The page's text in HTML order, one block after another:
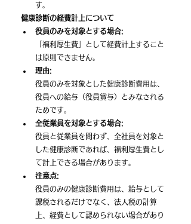
す。﻿
健康診断の経費計上について
役員のみを対象とする場合:
「福利厚生費」として経費計上すること
は原則できません。﻿
理由:
役員のみを対象とした健康診断費用は、
役員への給与（役員賞与）とみなされる
ためです。﻿
全従業員を対象とする場合:
役員と従業員を問わず、全社員を対象と
した健康診断であれば、福利厚生費とし
て計上できる場合があります。﻿
注意点:
役員のみの健康診断費用は、給与として
課税されるだけでなく、法人税の計算
上、経費として認められない場合があり